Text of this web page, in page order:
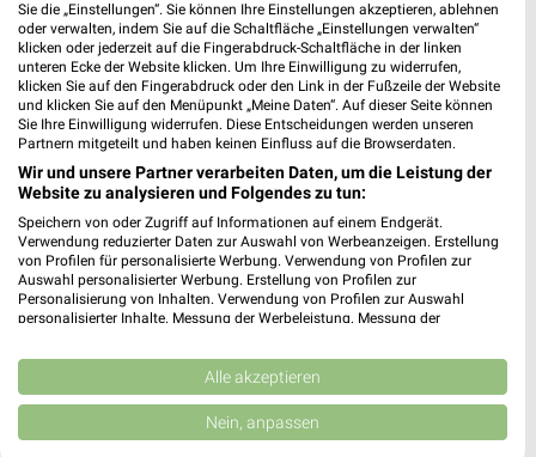
Heute 08:00 - 20:00 Uhr | Geöffnet
475,16 km • Angebote: 1 Prospekt
Logo Getränke-Fachmarkt Bodenheim
Lange Ruthe 5b
55294 Bodenheim
Heute 08:00 - 20:00 Uhr | Geöffnet
456,24 km • Angebote: 1 Prospekt
❯
alldrink Alsenz
67821 Alsenz
Heute 08:30 - 19:00 Uhr |
Sie die „Einstellungen“. Sie können Ihre Einstellungen akzeptieren, ablehnen
oder verwalten, indem Sie auf die Schaltfläche „Einstellungen verwalten“
klicken oder jederzeit auf die Fingerabdruck-Schaltfläche in der linken
unteren Ecke der Website klicken. Um Ihre Einwilligung zu widerrufen,
klicken Sie auf den Fingerabdruck oder den Link in der Fußzeile der Website
und klicken Sie auf den Menüpunkt „Meine Daten“. Auf dieser Seite können
Sie Ihre Einwilligung widerrufen. Diese Entscheidungen werden unseren
Partnern mitgeteilt und haben keinen Einfluss auf die Browserdaten.
Wir und unsere Partner verarbeiten Daten, um die Leistung der
Website zu analysieren und Folgendes zu tun:
Speichern von oder Zugriff auf Informationen auf einem Endgerät.
Verwendung reduzierter Daten zur Auswahl von Werbeanzeigen. Erstellung
von Profilen für personalisierte Werbung. Verwendung von Profilen zur
Auswahl personalisierter Werbung. Erstellung von Profilen zur
Personalisierung von Inhalten. Verwendung von Profilen zur Auswahl
personalisierter Inhalte. Messung der Werbeleistung. Messung der
Kombinationen von Daten aus verschiedenen Quellen. Entwicklung und
Verbesserung der Angebote. Verwendung reduzierter Daten zur Auswahl
von Inhalten.
Daten können außerhalb der Europäischen Union weitergegeben und in die
USA gesendet werden.
Alle akzeptieren
Nein, anpassen